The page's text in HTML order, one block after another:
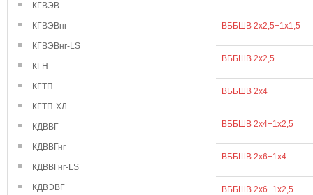
КГВЭВ
КГВЭВнг
КГВЭВнг-LS
КГН
КГТП
КГТП-ХЛ
КДВВГ
КДВВГнг
КДВВГнг-LS
КДВЭВГ
ВББШВ 2х2,5+1х1,5
ВББШВ 2х2,5
ВББШВ 2х4
ВББШВ 2х4+1х2,5
ВББШВ 2х6+1х4
ВББШВ 2х6+1х2,5